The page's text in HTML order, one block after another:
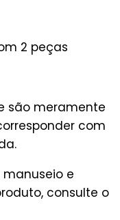
2 peças
são meramente
com
e
consulte o